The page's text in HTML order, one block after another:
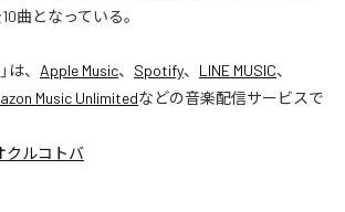
曲となっている。
」は、 Apple Music、 Spotify、 LINE MUSIC、
Music Unlimitedなどの音楽配信サービスで
クルコトバ